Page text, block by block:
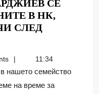
СЕ
В НК,
СЛЕД
11:34
на време за